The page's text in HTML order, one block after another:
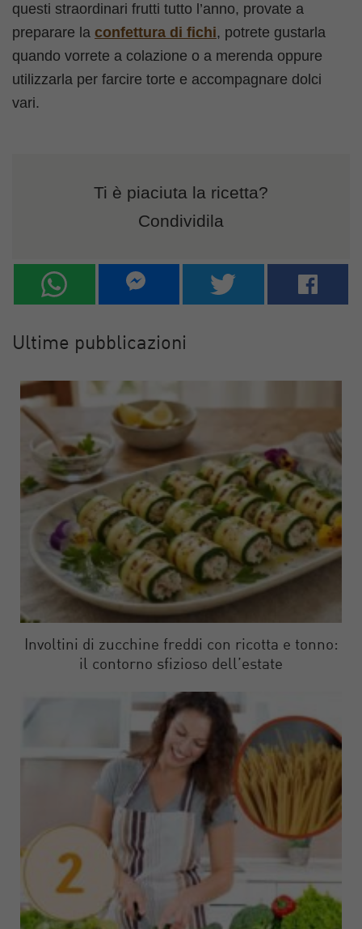
questi straordinari frutti tutto l’anno, provate a
preparare la confettura di fichi, potrete gustarla
quando vorrete a colazione o a merenda oppure
utilizzarla per farcire torte e accompagnare dolci
vari.
Ti è piaciuta la ricetta?
Condividila
Ultime pubblicazioni
Involtini di zucchine freddi con ricotta e tonno:
il contorno sfizioso dell’estate